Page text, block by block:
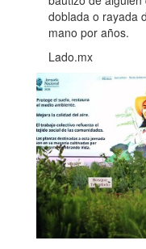
doblada o rayada
mano por años.
Lado.mx